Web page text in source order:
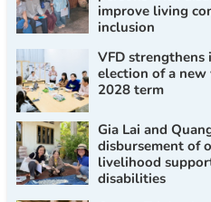
improve living
inclusion
VFD
election of a
2028 term
Gia Lai and
disbursement of
livelihood
disabilities